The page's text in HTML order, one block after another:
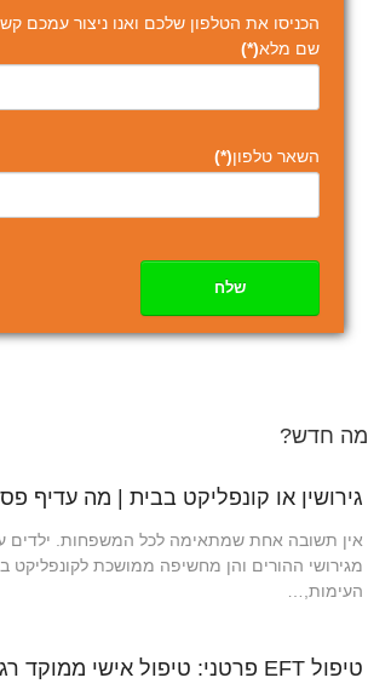
הכניסו את הטלפון שלכם ואנו ניצור עמכם
שם מלא(*)
השאר טלפון(*)
שלח
מה חדש?
גירושין או קונפליקט בבית | מה עדיף
אין תשובה אחת שמתאימה לכל המשפחות. ילדים
מגירושי ההורים והן מחשיפה ממושכת לקונפליקט
העימות,…
טיפול EFT פרטני: טיפול אישי ממוקד רגש (EFIT)